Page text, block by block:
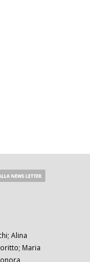
Alina
Maria